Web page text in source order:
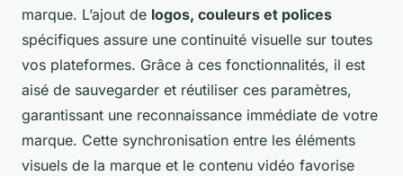
marque. L’ajout de logos, couleurs et polices
spécifiques assure une continuité visuelle sur toutes
vos plateformes. Grâce à ces fonctionnalités, il est
aisé de sauvegarder et réutiliser ces paramètres,
garantissant une reconnaissance immédiate de votre
marque. Cette synchronisation entre les éléments
visuels de la marque et le contenu vidéo favorise